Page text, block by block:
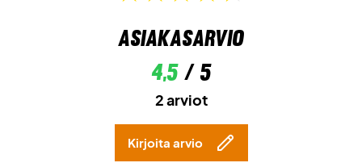
Asiakasarvio
4,5/ 5
2 arviot
Kirjoita arvio